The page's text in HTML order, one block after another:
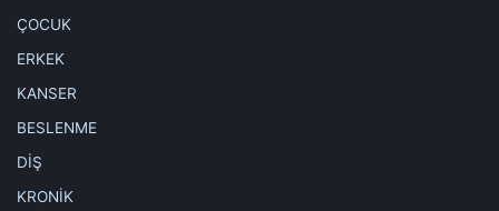
çalışmak için profesyonel psikolojik destek almak da
önemli.”
UYARI!
ÇOCUK
ERKEK
KANSER
BESLENME
DİŞ
KRONİK